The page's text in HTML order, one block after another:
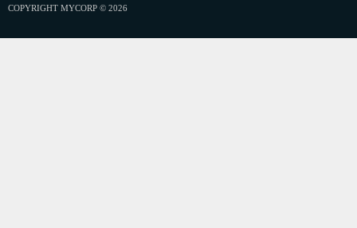
COPYRIGHT MYCORP © 2026